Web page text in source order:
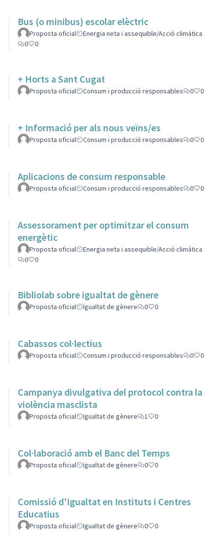
Bus (o minibus) escolar elèctric
Proposta oficial
Energia neta i assequible/Acció climàtica
0
0
+ Horts a Sant Cugat
Proposta oficial Consum i producció responsables 0 0
+ Informació per als nous veïns/es
Proposta oficial Consum i producció responsables 0 0
Aplicacions de consum responsable
Proposta oficial Consum i producció responsables 0 0
Assessorament per optimitzar el consum
energètic
Proposta oficial
Energia neta i assequible/Acció climàtica
0
0
Bibliolab sobre igualtat de gènere
Proposta oficial Igualtat de gènere 0 0
Cabassos col·lectius
Proposta oficial Consum i producció responsables 0 0
Campanya divulgativa del protocol contra la
violència masclista
Proposta oficial Igualtat de gènere 1 0
Col·laboració amb el Banc del Temps
Proposta oficial Igualtat de gènere 0 0
Comissió d'Igualtat en Instituts i Centres
Educatius
Proposta oficial Igualtat de gènere 0 0